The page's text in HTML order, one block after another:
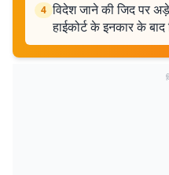
4 विदेश जाने की जिद पर
हाईकोर्ट के इनकार के